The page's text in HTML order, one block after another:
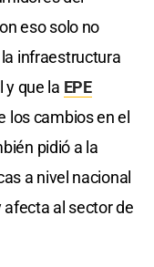
eso solo no
infraestructura
y que la EPE
los cambios en el
pidió a la
a nivel nacional
afecta al sector de